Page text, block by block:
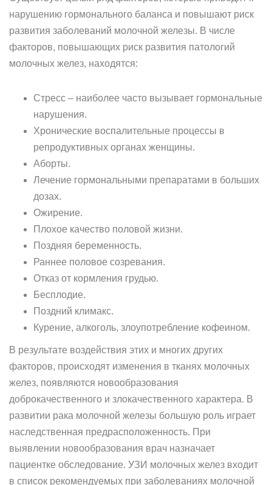
нарушению гормонального баланса и повышают риск
развития заболеваний молочной железы. В числе
факторов, повышающих риск развития патологий
молочных желез, находятся:
Стресс – наиболее часто вызывает гормональные
нарушения.
Хронические воспалительные процессы в
репродуктивных органах женщины.
Аборты.
Лечение гормональными препаратами в больших
дозах.
Ожирение.
Плохое качество половой жизни.
Поздняя беременность.
Раннее половое созревания.
Отказ от кормления грудью.
Бесплодие.
Поздний климакс.
Курение, алкоголь, злоупотребление кофеином.
В результате воздействия этих и многих других
факторов, происходят изменения в тканях молочных
желез, появляются новообразования
доброкачественного и злокачественного характера. В
развитии рака молочной железы большую роль играет
наследственная предрасположенность. При
выявлении новообразования врач назначает
пациентке обследование. УЗИ молочных желез входит
в список рекомендуемых при заболеваниях молочной